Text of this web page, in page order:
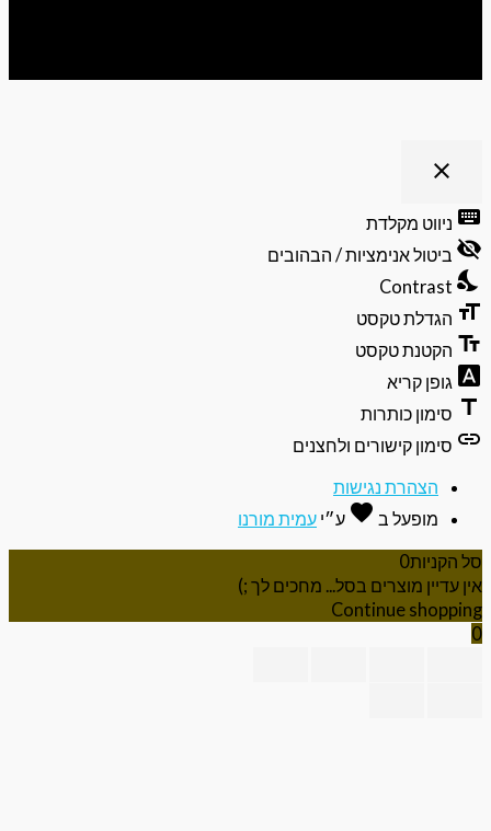
close
וסגירה
של
תפריט
הנגישות
ניווט מקלדת
ביטול אנימציות / הבהובים
Contrast
הגדלת טקסט
הקטנת טקסט
גופן קריא
סימון כותרות
סימון קישורים ולחצנים
הצהרת נגישות
מופעל בfavoriteאהבה
ע״יעמית מורנו
הקניות0
עדיין מוצרים בסל... מחכים לך ;)
Continue